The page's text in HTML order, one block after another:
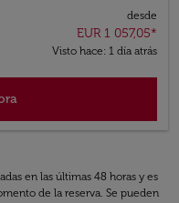
desde
EUR 1 057,05*
Visto hace: 1 día atrás
en las últimas 48 horas y es
de la reserva. Se pueden